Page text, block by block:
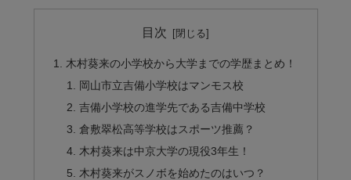
目次
木村葵来の小学校から大学までの学歴まとめ！
岡山市立吉備小学校はマンモス校
吉備小学校の進学先である吉備中学校
倉敷翠松高等学校はスポーツ推薦？
木村葵来は中京大学の現役3年生！
木村葵来がスノボを始めたのはいつ？